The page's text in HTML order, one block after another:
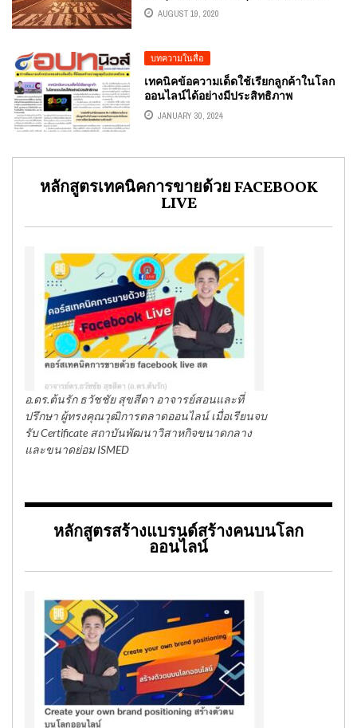
รอดในยุคของการเปลี่ยนแปลง
AUGUST 19, 2020
บทความในสื่อ
เทคนิคข้อความเด็ดใช้เรียกลูกค้าในโลก
ออนไลน์ได้อย่างมีประสิทธิภาพ
JANUARY 30, 2024
หลักสูตรเทคนิคการขายด้วย FACEBOOK
LIVE
อ.ดร.ต้นรัก ธวัชชัย สุขสีดา อาจารย์สอนและที่
ปรึกษา ผู้ทรงคุณวุฒิการตลาดออนไลน์ เมื่อเรียนจบ
รับ Certificate สถาบันพัฒนาวิสาหกิจขนาดกลาง
และขนาดย่อม ISMED
หลักสูตรสร้างแบรนด์สร้างคนบนโลก
ออนไลน์